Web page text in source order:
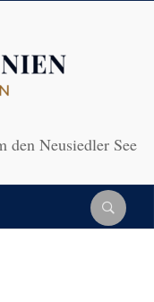
den Neusiedler See